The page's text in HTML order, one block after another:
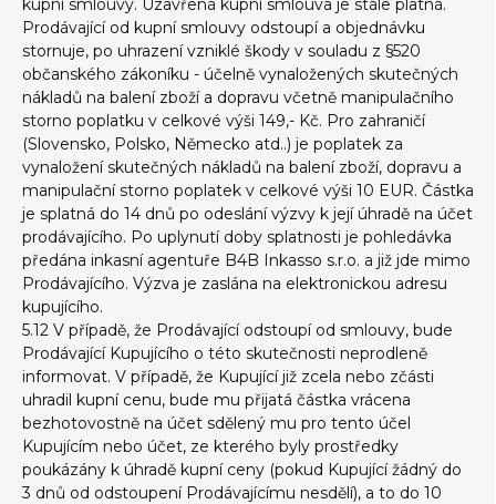
kupní smlouvy. Uzavřená kupní smlouva je stále platná.
Prodávající od kupní smlouvy odstoupí a objednávku
stornuje, po uhrazení vzniklé škody v souladu z §520
občanského zákoníku - účelně vynaložených skutečných
nákladů na balení zboží a dopravu včetně manipulačního
storno poplatku v celkové výši 149,- Kč. Pro zahraničí
(Slovensko, Polsko, Německo atd..) je poplatek za
vynaložení skutečných nákladů na balení zboží, dopravu a
manipulační storno poplatek v celkové výši 10 EUR. Částka
je splatná do 14 dnů po odeslání výzvy k její úhradě na účet
prodávajícího. Po uplynutí doby splatnosti je pohledávka
předána inkasní agentuře B4B Inkasso s.r.o. a již jde mimo
Prodávajícího. Výzva je zaslána na elektronickou adresu
kupujícího.
5.12 V případě, že Prodávající odstoupí od smlouvy, bude
Prodávající Kupujícího o této skutečnosti neprodleně
informovat. V případě, že Kupující již zcela nebo zčásti
uhradil kupní cenu, bude mu přijatá částka vrácena
bezhotovostně na účet sdělený mu pro tento účel
Kupujícím nebo účet, ze kterého byly prostředky
poukázány k úhradě kupní ceny (pokud Kupující žádný do
3 dnů od odstoupení Prodávajícímu nesdělí), a to do 10